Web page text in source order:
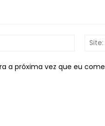
a próxima vez que eu